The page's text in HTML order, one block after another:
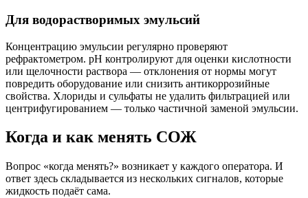
Для водорастворимых эмульсий
Концентрацию эмульсии регулярно проверяют
рефрактометром. pH контролируют для оценки кислотности
или щелочности раствора — отклонения от нормы могут
повредить оборудование или снизить антикоррозийные
свойства. Хлориды и сульфаты не удалить фильтрацией или
центрифугированием — только частичной заменой эмульсии.
Когда и как менять СОЖ
Вопрос «когда менять?» возникает у каждого оператора. И
ответ здесь складывается из нескольких сигналов, которые
жидкость подаёт сама.